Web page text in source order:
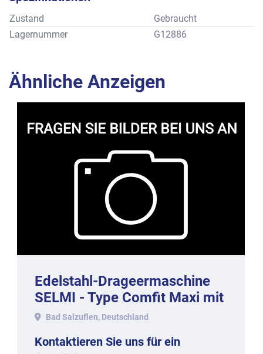
Zustand
Gebraucht
Lagernummer
G12886
Ähnliche Anzeigen
Edelstahl-Drageermaschine
SELMI - Type Comfit Maxi mit
ca. 50-60 kg. Inhalt, 2017.
Bad Salzuflen, Deutschland
Kontaktieren Sie uns für ein